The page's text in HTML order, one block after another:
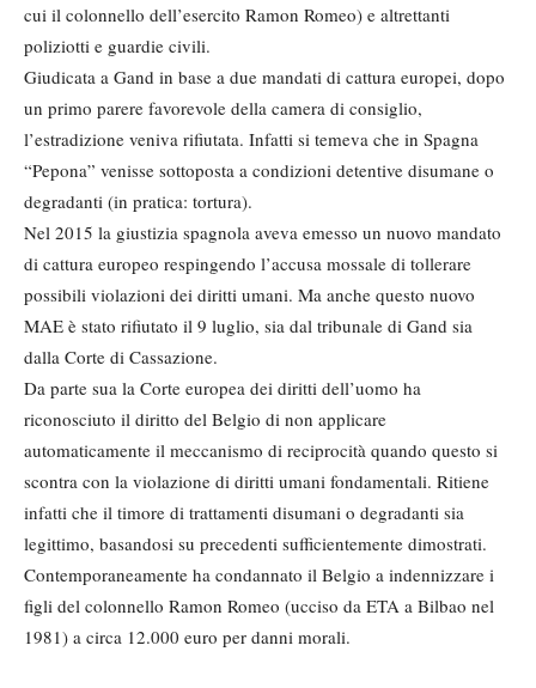
cui il colonnello dell’esercito Ramon Romeo) e altrettanti
poliziotti e guardie civili.
Giudicata a Gand in base a due mandati di cattura europei, dopo
un primo parere favorevole della camera di consiglio,
l’estradizione veniva rifiutata. Infatti si temeva che in Spagna
“Pepona” venisse sottoposta a condizioni detentive disumane o
degradanti (in pratica: tortura).
Nel 2015 la giustizia spagnola aveva emesso un nuovo mandato
di cattura europeo respingendo l’accusa mossale di tollerare
possibili violazioni dei diritti umani. Ma anche questo nuovo
MAE è stato rifiutato il 9 luglio, sia dal tribunale di Gand sia
dalla Corte di Cassazione.
Da parte sua la Corte europea dei diritti dell’uomo ha
riconosciuto il diritto del Belgio di non applicare
automaticamente il meccanismo di reciprocità quando questo si
scontra con la violazione di diritti umani fondamentali. Ritiene
infatti che il timore di trattamenti disumani o degradanti sia
legittimo, basandosi su precedenti sufficientemente dimostrati.
Contemporaneamente ha condannato il Belgio a indennizzare i
figli del colonnello Ramon Romeo (ucciso da ETA a Bilbao nel
1981) a circa 12.000 euro per danni morali.